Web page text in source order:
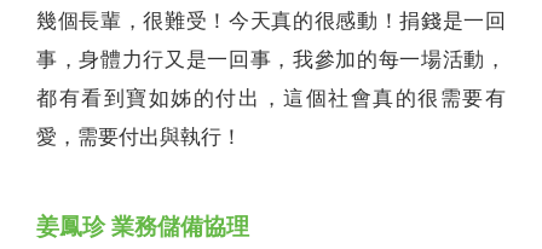
幾個長輩，很難受！今天真的很感動！捐錢是一回
事，身體力行又是一回事，我參加的每一場活動，
都有看到寶如姊的付出，這個社會真的很需要有
愛，需要付出與執行！
姜鳳珍 業務儲備協理